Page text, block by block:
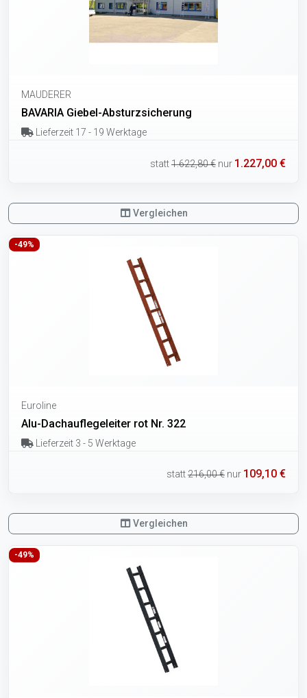
MAUDERER
BAVARIA Giebel-Absturzsicherung
Lieferzeit 17 - 19 Werktage
statt1.622,80 € nur 1.227,00 €
Vergleichen
-49%
Euroline
Alu-Dachauflegeleiter rot Nr. 322
Lieferzeit 3 - 5 Werktage
statt216,00 € nur 109,10 €
Vergleichen
-49%